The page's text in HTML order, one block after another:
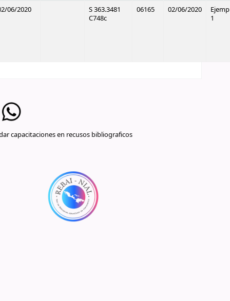
06/2020
S 363.3481
C748c
06165 02/06/2020
1
capacitaciones en recusos bibliograficos